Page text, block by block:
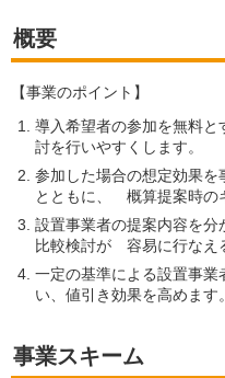
概要
【事業のポイント】
導入希望者の参加を無料と
討を行いやすくします。
参加した場合の想定効果を
とともに、 概算提案時の
設置事業者の提案内容を分
比較検討が 容易に行なえ
一定の基準による設置事
い、値引き効果を高めます。
事業スキーム